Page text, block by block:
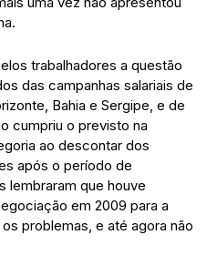
trabalhadores a questão
das campanhas salariais de
Bahia e Sergipe, e de
cumpriu o previsto na
ao descontar dos
após o período de
lembraram que houve
em 2009 para a
problemas, e até agora não